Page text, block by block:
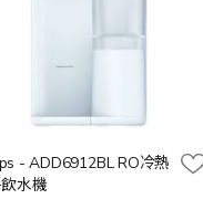
- ADD6912BL RO冷熱
水機